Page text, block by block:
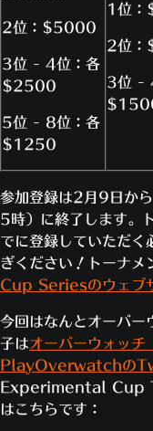
2位：$5000
3位 - 4位：各
$2500
5位 - 8位：各
$1250
1位
2位
3位 -
参加登録は2月9日か
5時）に終了します。
でに登録していただ
ぎください！トーナメ
Cup Seriesのウェブ
今回はなんとオーバー
子はオーバーウォッ
PlayOverwatchの
Experimental Cup
はこちらです：